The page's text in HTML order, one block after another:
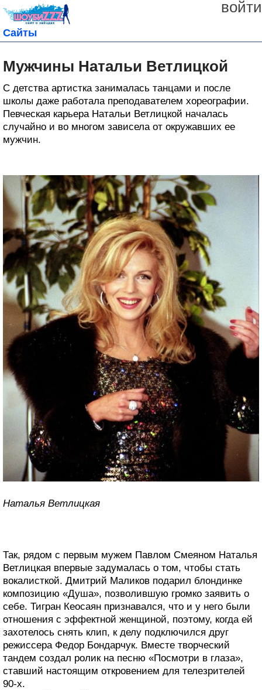
войти
Сайты
Мужчины Натальи Ветлицкой
С детства артистка занималась танцами и после
школы даже работала преподавателем хореографии.
Певческая карьера Натальи Ветлицкой началась
случайно и во многом зависела от окружавших ее
мужчин.
Наталья Ветлицкая
Так, рядом с первым мужем Павлом Смеяном Наталья
Ветлицкая впервые задумалась о том, чтобы стать
вокалисткой. Дмитрий Маликов подарил блондинке
композицию «Душа», позволившую громко заявить о
себе. Тигран Кеосаян признавался, что и у него были
отношения с эффектной женщиной, поэтому, когда ей
захотелось снять клип, к делу подключился друг
режиссера Федор Бондарчук. Вместе творческий
тандем создал ролик на песню «Посмотри в глаза»,
ставший настоящим откровением для телезрителей
90-х.